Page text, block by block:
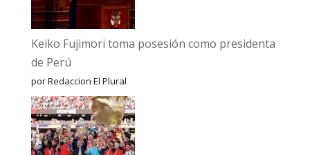
Keiko Fujimori toma posesión como presidenta
de Perú
por Redaccion El Plural